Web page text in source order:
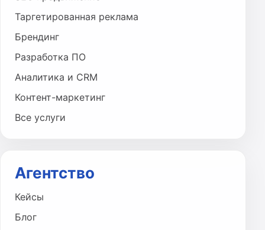
Таргетированная реклама
Брендинг
Разработка ПО
Аналитика и CRM
Контент-маркетинг
Все услуги
Агентство
Кейсы
Блог